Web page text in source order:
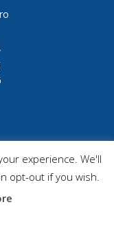
2026
edición de
experience. We'll
opt-out if you wish.